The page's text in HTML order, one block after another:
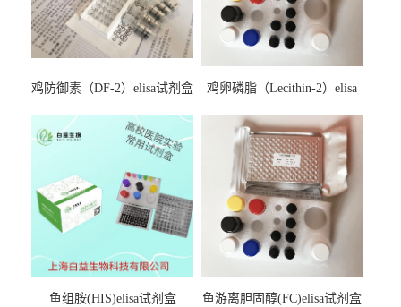
鸡防御素（DF-2）elisa试剂盒
鸡卵磷脂（Lecithin-2）elisa
鱼组胺(HIS)elisa试剂盒 鱼游离胆固醇(FC)elisa试剂盒